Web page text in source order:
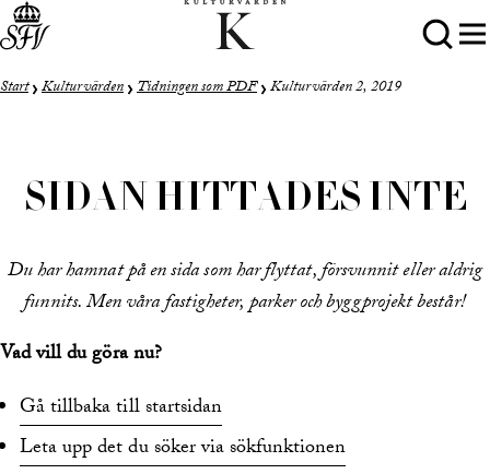
Start Kulturvärden Tidningen som PDF Kulturvärden 2, 2019
SIDAN HITTADES INTE
Du har hamnat på en sida som har flyttat, försvunnit eller aldrig
funnits. Men våra fastigheter, parker och byggprojekt består!
Vad vill du göra nu?
Gå tillbaka till startsidan
Leta upp det du söker via sökfunktionen